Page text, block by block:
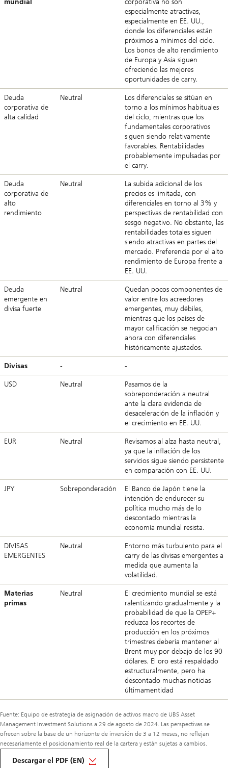
mundial
corporativa no son
especialmente atractivas,
especialmente en EE. UU.,
donde los diferenciales están
próximos a mínimos del ciclo.
Los bonos de alto rendimiento
de Europa y Asia siguen
ofreciendo las mejores
oportunidades de carry.
Deuda
corporativa de
alta calidad
Neutral
Los diferenciales se sitúan en
torno a los mínimos habituales
del ciclo, mientras que los
fundamentales corporativos
siguen siendo relativamente
favorables. Rentabilidades
probablemente impulsadas por
el carry.
Deuda
corporativa de
alto
rendimiento
Neutral
La subida adicional de los
precios es limitada, con
diferenciales en torno al 3% y
perspectivas de rentabilidad con
sesgo negativo. No obstante, las
rentabilidades totales siguen
siendo atractivas en partes del
mercado. Preferencia por el alto
rendimiento de Europa frente a
EE. UU.
Deuda
emergente en
divisa fuerte
Neutral
Quedan pocos componentes de
valor entre los acreedores
emergentes, muy débiles,
mientras que los países de
mayor calificación se negocian
ahora con diferenciales
históricamente ajustados.
Divisas - -
USD Neutral
Pasamos de la
sobreponderación a neutral
ante la clara evidencia de
desaceleración de la inflación y
el crecimiento en EE. UU.
EUR Neutral
Revisamos al alza hasta neutral,
ya que la inflación de los
servicios sigue siendo persistente
en comparación con EE. UU.
JPY Sobreponderación
El Banco de Japón tiene la
intención de endurecer su
política mucho más de lo
descontado mientras la
economía mundial resista.
DIVISAS
EMERGENTES
Neutral
Entorno más turbulento para el
carry de las divisas emergentes a
medida que aumenta la
volatilidad.
Materias
primas
Neutral
El crecimiento mundial se está
ralentizando gradualmente y la
probabilidad de que la OPEP+
reduzca los recortes de
producción en los próximos
trimestres debería mantener al
Brent muy por debajo de los 90
dólares. El oro está respaldado
estructuralmente, pero ha
descontado muchas noticias
últimamentidad
Fuente: Equipo de estrategia de asignación de activos macro de UBS Asset
Management Investment Solutions a 29 de agosto de 2024. Las perspectivas se
ofrecen sobre la base de un horizonte de inversión de 3 a 12 meses, no reflejan
necesariamente el posicionamiento real de la cartera y están sujetas a cambios.
Descargar el PDF (EN)
en
Comentario